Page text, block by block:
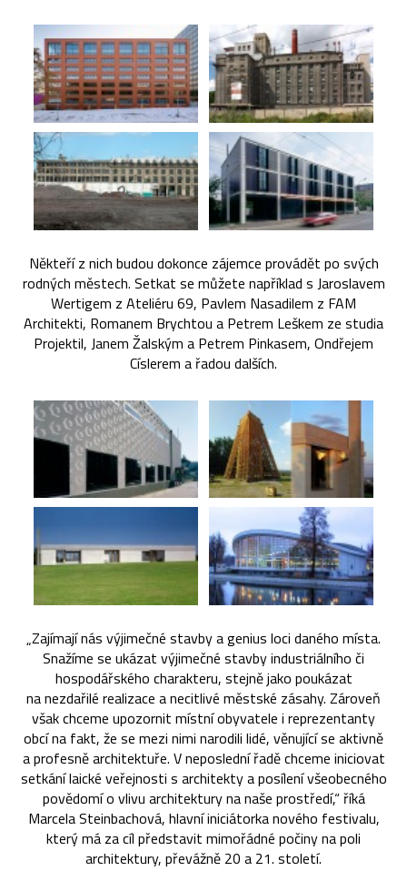
Někteří z nich budou dokonce zájemce provádět po svých
rodných městech. Setkat se můžete například s Jaroslavem
Wertigem z Ateliéru 69, Pavlem Nasadilem z FAM
Architekti, Romanem Brychtou a Petrem Leškem ze studia
Projektil, Janem Žalským a Petrem Pinkasem, Ondřejem
Císlerem a řadou dalších.
„Zajímají nás výjimečné stavby a genius loci daného místa.
Snažíme se ukázat výjimečné stavby industriálního či
hospodářského charakteru, stejně jako poukázat
na nezdařilé realizace a necitlivé městské zásahy. Zároveň
však chceme upozornit místní obyvatele i reprezentanty
obcí na fakt, že se mezi nimi narodili lidé, věnující se aktivně
a profesně architektuře. V neposlední řadě chceme iniciovat
setkání laické veřejnosti s architekty a posílení všeobecného
povědomí o vlivu architektury na naše prostředí,“ říká
Marcela Steinbachová, hlavní iniciátorka nového festivalu,
který má za cíl představit mimořádné počiny na poli
architektury, převážně 20 a 21. století.